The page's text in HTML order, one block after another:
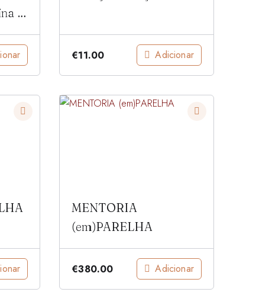
e
€11.00 Adicionar
MENTORIA
(em)PARELHA
€380.00 Adicionar